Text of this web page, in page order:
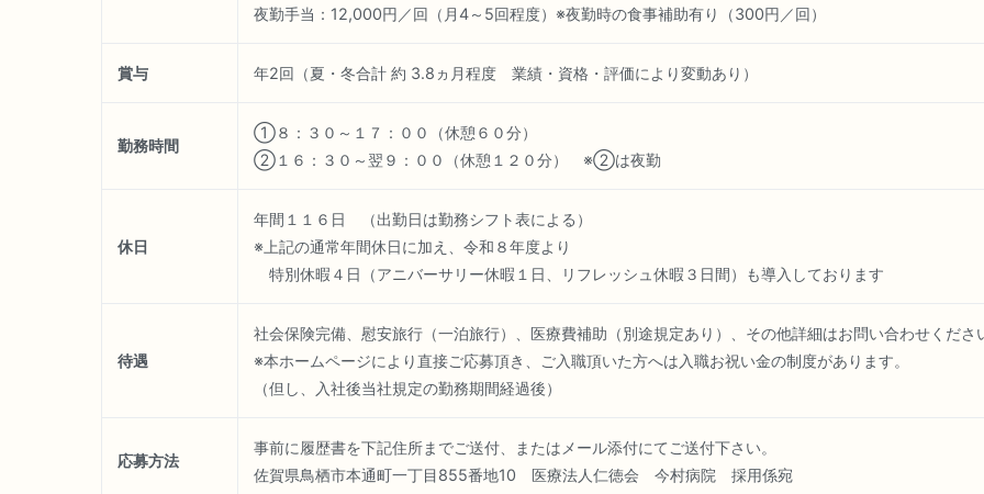
夜勤手当：12,000円／回（月4～5回程度）※夜勤時の食事補助有り（300円／回）
賞与 年2回（夏・冬合計 約 3.8ヵ月程度 業績・資格・評価により変動あり）
勤務時間
①８：３０～１７：００（休憩６０分）
②１６：３０～翌９：００（休憩１２０分） ※②は夜勤
休日
年間１１６日 （出勤日は勤務シフト表による）
※上記の通常年間休日に加え、令和８年度より
特別休暇４日（アニバーサリー休暇１日、リフレッシュ休暇３日間）も導入しております
待遇
社会保険完備、慰安旅行（一泊旅行）、医療費補助（別途規定あり）、その他詳細はお問い合わせくださ
※本ホームページにより直接ご応募頂き、ご入職頂いた方へは入職お祝い金の制度があります。
（但し、入社後当社規定の勤務期間経過後）
応募方法
事前に履歴書を下記住所までご送付、またはメール添付にてご送付下さい。
佐賀県鳥栖市本通町一丁目855番地10 医療法人仁徳会 今村病院 採用係宛